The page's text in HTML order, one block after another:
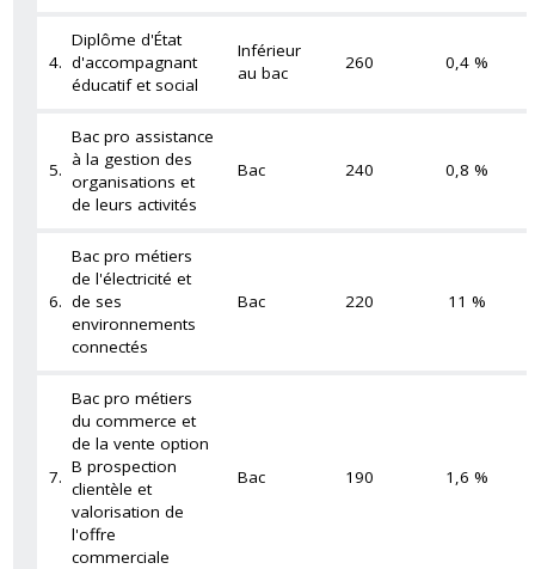
4.
Diplôme d'État
d'accompagnant
éducatif et social
Inférieur
au bac
260 0,4 %
5.
Bac pro assistance
à la gestion des
organisations et
de leurs activités
Bac 240 0,8 %
6.
Bac pro métiers
de l'électricité et
de ses
environnements
connectés
Bac 220 11 %
7.
Bac pro métiers
du commerce et
de la vente option
B prospection
clientèle et
valorisation de
l'offre
commerciale
Bac 190 1,6 %